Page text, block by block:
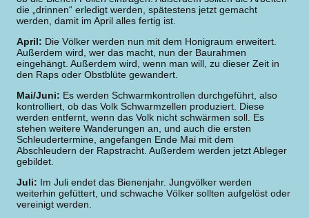
die „drinnen“ erledigt werden, spätestens jetzt gemacht
werden, damit im April alles fertig ist.
April: Die Völker werden nun mit dem Honigraum erweitert.
Außerdem wird, wer das macht, nun der Baurahmen
eingehängt. Außerdem wird, wenn man will, zu dieser Zeit in
den Raps oder Obstblüte gewandert.
Mai/Juni: Es werden Schwarmkontrollen durchgeführt, also
kontrolliert, ob das Volk Schwarmzellen produziert. Diese
werden entfernt, wenn das Volk nicht schwärmen soll. Es
stehen weitere Wanderungen an, und auch die ersten
Schleudertermine, angefangen Ende Mai mit dem
Abschleudern der Rapstracht. Außerdem werden jetzt Ableger
gebildet.
Juli: Im Juli endet das Bienenjahr. Jungvölker werden
weiterhin gefüttert, und schwache Völker sollten aufgelöst oder
vereinigt werden.